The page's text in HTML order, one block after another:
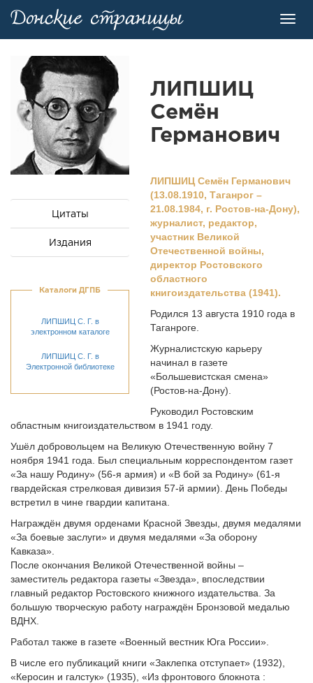
Цитаты
Издания
Каталоги ДГПБ
ЛИПШИЦ С. Г. в
электронном каталоге
ЛИПШИЦ С. Г. в
Электронной библиотеке
ЛИПШИЦ
Семён
Германович
ЛИПШИЦ Семён Германович
(13.08.1910, Таганрог –
21.08.1984, г. Ростов-на-Дону),
журналист, редактор,
участник Великой
Отечественной войны,
директор Ростовского
областного
книгоиздательства (1941).
Родился 13 августа 1910 года в
Таганроге.
Журналистскую карьеру
начинал в газете
«Большевистская смена»
(Ростов-на-Дону).
Руководил Ростовским
областным книгоиздательством в 1941 году.
Ушёл добровольцем на Великую Отечественную войну 7
ноября 1941 года. Был специальным корреспондентом газет
«За нашу Родину» (56-я армия) и «В бой за Родину» (61-я
гвардейская стрелковая дивизия 57-й армии). День Победы
встретил в чине гвардии капитана.
Награждён двумя орденами Красной Звезды, двумя медалями
«За боевые заслуги» и двумя медалями «За оборону
Кавказа».
После окончания Великой Отечественной войны –
заместитель редактора газеты «Звезда», впоследствии
главный редактор Ростовского книжного издательства. За
большую творческую работу награждён Бронзовой медалью
ВДНХ.
Работал также в газете «Военный вестник Юга России».
В числе его публикаций книги «Заклепка отступает» (1932),
«Керосин и галстук» (1935), «Из фронтового блокнота :